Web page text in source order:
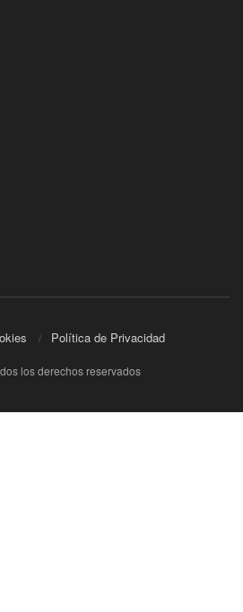
Política de Privacidad
los derechos reservados